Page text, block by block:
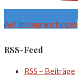
Auf Instagram folgen
RSS-Feed
RSS – Beiträge